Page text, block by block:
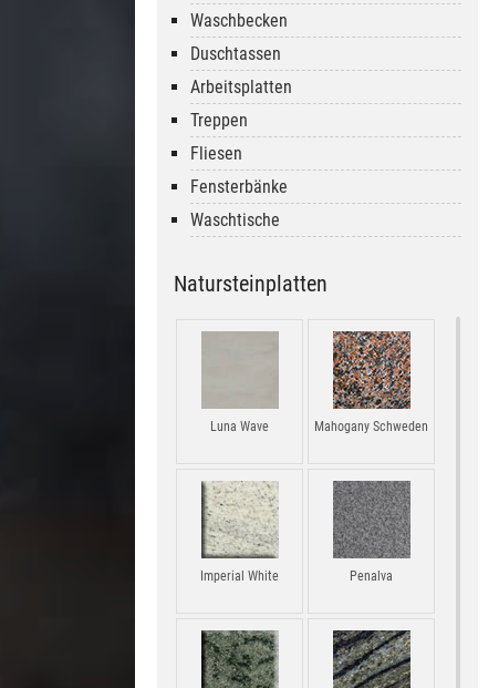
Waschbecken
Duschtassen
Arbeitsplatten
Treppen
Fliesen
Fensterbänke
Waschtische
Natursteinplatten
Luna Wave Mahogany Schweden
Imperial White Penalva